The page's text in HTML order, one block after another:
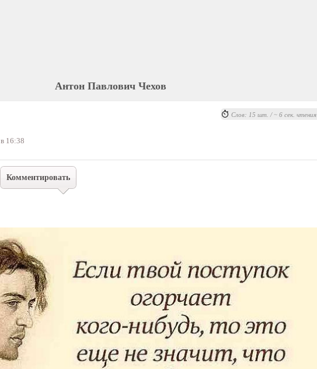
Антон Павлович Чехов
в 16:38
Комментировать
Слов: 15 шт. / ~ 6 сек. чтения